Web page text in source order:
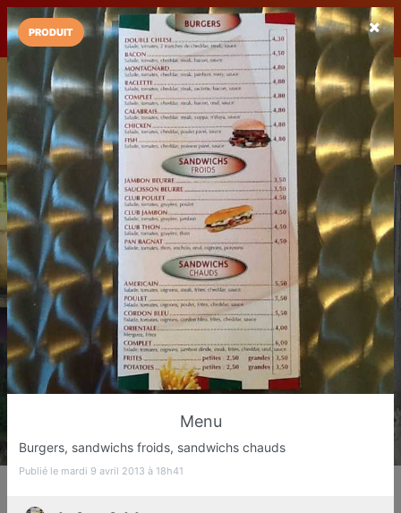
LaCarte LaCarte sur
Play Store
Installez l'App LaCarte
Téléchargez gratuitement l'app LaCarte pour suivre vos
commerces favoris et ne rien rater !
Télécharger Plus tard
PRODUIT
Menu
Burgers, sandwichs froids, sandwichs chauds
Publié le mardi 9 avril 2013 à 18h41